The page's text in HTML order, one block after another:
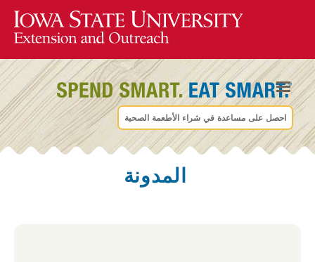
احصل على مساعدة في شراء الأطعمة الصحية
المدونة